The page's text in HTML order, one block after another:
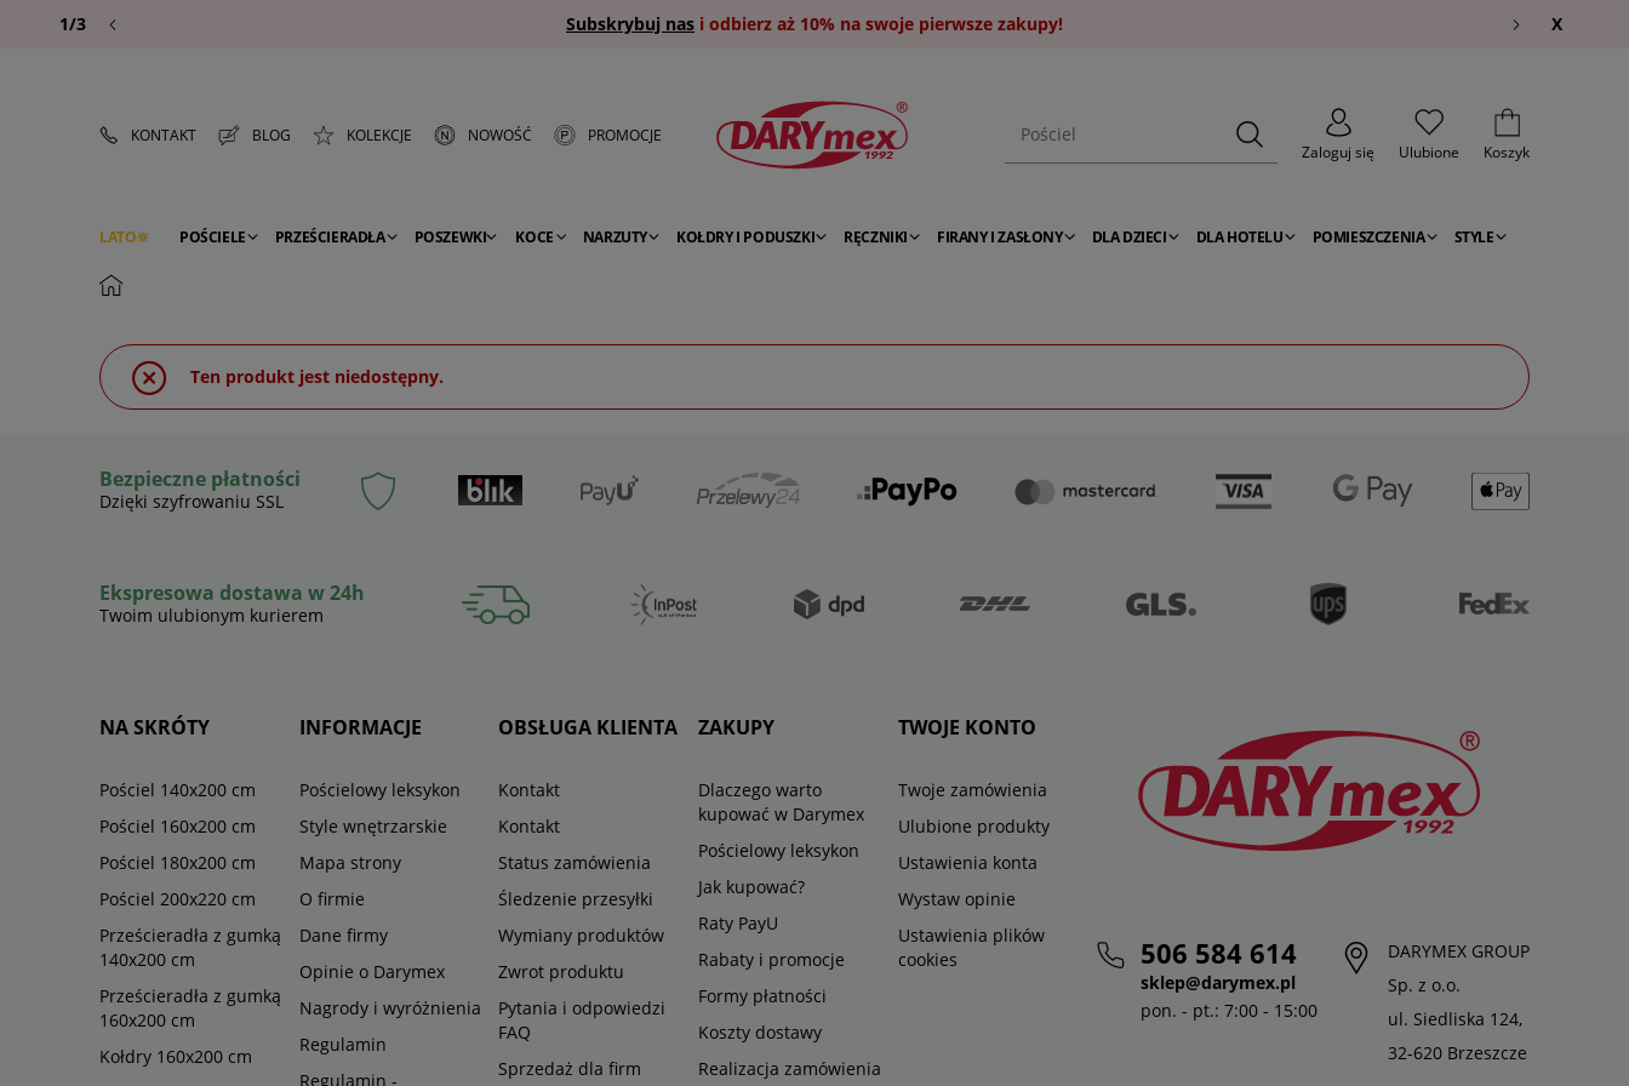
Subskrybuj nas i odbierz aż 10% na swoje pierwsze zakupy!
1/3 X
KONTAKT BLOG KOLEKCJE NOWOŚĆ
PROMOCJE
Zaloguj się
Ulubione Koszyk
LATO POŚCIELE PRZEŚCIERADŁA POSZEWKI KOCE NARZUTY KOŁDRY I PODUSZKI RĘCZNIKI FIRANY I ZASŁONY DLA DZIECI DLA HOTELU POMIESZCZENIA STYLE
PREMIUM
Ten produkt jest niedostępny.
Bezpieczne płatności
Dzięki szyfrowaniu SSL
Ekspresowa dostawa w 24h
Twoim ulubionym kurierem
NA SKRÓTY
Pościel 140x200 cm
Pościel 160x200 cm
Pościel 180x200 cm
Pościel 200x220 cm
Prześcieradła z gumką
140x200 cm
Prześcieradła z gumką
160x200 cm
Kołdry 160x200 cm
INFORMACJE
Pościelowy leksykon
Style wnętrzarskie
Mapa strony
O firmie
Dane firmy
Opinie o Darymex
Nagrody i wyróżnienia
Regulamin
Regulamin -
OBSŁUGA KLIENTA
Kontakt
Kontakt
Status zamówienia
Śledzenie przesyłki
Wymiany produktów
Zwrot produktu
Pytania i odpowiedzi
FAQ
Sprzedaż dla firm
ZAKUPY
Dlaczego warto
kupować w Darymex
Pościelowy leksykon
Jak kupować?
Raty PayU
Rabaty i promocje
Formy płatności
Koszty dostawy
Realizacja zamówienia
TWOJE KONTO
Twoje zamówienia
Ulubione produkty
Ustawienia konta
Wystaw opinie
Ustawienia plików
cookies
506 584 614
sklep@darymex.pl
pon. - pt.: 7:00 - 15:00
DARYMEX GROUP
Sp. z o.o.
ul. Siedliska 124,
32-620 Brzeszcze